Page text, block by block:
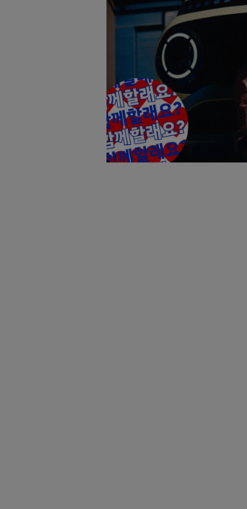
A.M.T. Autohaus GmbH
Pestalozziallee 18
97941 Tauberbischofsheim
ACW König GmbH